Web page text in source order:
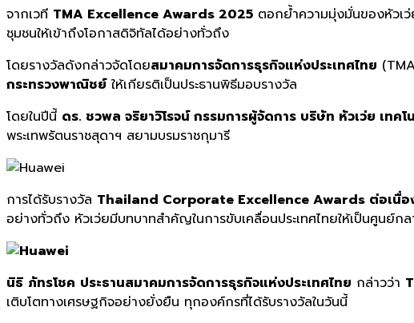
จากเวที TMA Excellence Awards 2025 ตอกย้ำความมุ่งมั่นของหัวเว่
ชุมชนให้เข้าถึงโอกาสดิจิทัลได้อย่างทั่วถึง
โดยรางวัลดังกล่าวจัดโดยสมาคมการจัดการธุรกิจแห่งประเทศไทย
กระทรวงพาณิชย์ให้เกียรติเป็นประธานพิธีมอบรางวัล
โดยในปีนี้ ดร. ชวพล จริยาวิโรจน์ กรรมการผู้จัดการ บริษัท หัวเว่ย เทคโ
พระเทพรัตนราชสุดาฯ สยามบรมราชกุมารี
การได้รับรางวัล Thailand Corporate Excellence Awards ต่อเนื่อ
อย่างทั่วถึง หัวเว่ยมีบทบาทสำคัญในการขับเคลื่อนประเทศไทยให้เป็นศูนย์
นิธิ ภัทรโชค ประธานสมาคมการจัดการธุรกิจแห่งประเทศไทย กล่าวว่า
เติบโตทางเศรษฐกิจอย่างยั่งยืน ทุกองค์กรที่ได้รับรางวัลในวันนี้